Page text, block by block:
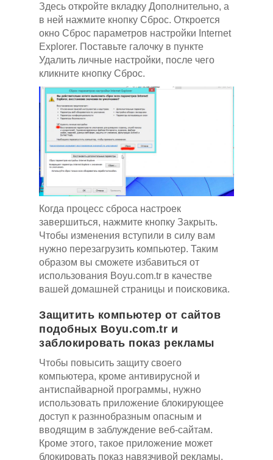
Здесь откройте вкладку Дополнительно, а
в ней нажмите кнопку Сброс. Откроется
окно Сброс параметров настройки Internet
Explorer. Поставьте галочку в пункте
Удалить личные настройки, после чего
кликните кнопку Сброс.
Когда процесс сброса настроек
завершиться, нажмите кнопку Закрыть.
Чтобы изменения вступили в силу вам
нужно перезагрузить компьютер. Таким
образом вы сможете избавиться от
использования Boyu.com.tr в качестве
вашей домашней страницы и поисковика.
Защитить компьютер от сайтов
подобных Boyu.com.tr и
заблокировать показ рекламы
Чтобы повысить защиту своего
компьютера, кроме антивирусной и
антиспайварной программы, нужно
использовать приложение блокирующее
доступ к разннобразным опасным и
вводящим в заблуждение веб-сайтам.
Кроме этого, такое приложение может
блокировать показ навязчивой рекламы,